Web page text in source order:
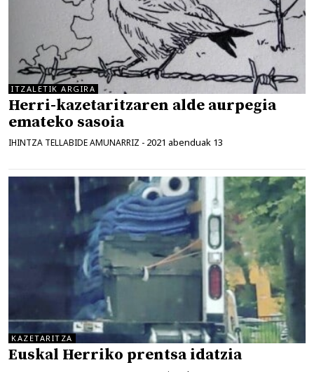
ITZALETIK ARGIRA
Herri-kazetaritzaren alde aurpegia
emateko sasoia
IHINTZA TELLABIDE AMUNARRIZ - 2021 abenduak 13
KAZETARITZA
Euskal Herriko prentsa idatzia